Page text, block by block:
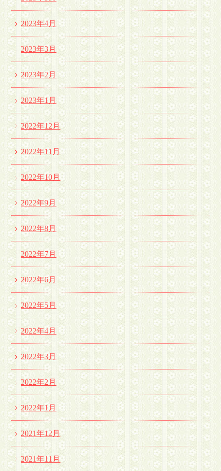
2023年4月
2023年3月
2023年2月
2023年1月
2022年12月
2022年11月
2022年10月
2022年9月
2022年8月
2022年7月
2022年6月
2022年5月
2022年4月
2022年3月
2022年2月
2022年1月
2021年12月
2021年11月